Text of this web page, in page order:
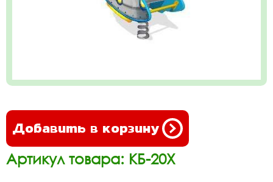
Добавить в корзину
Артикул товара: КБ-20Х